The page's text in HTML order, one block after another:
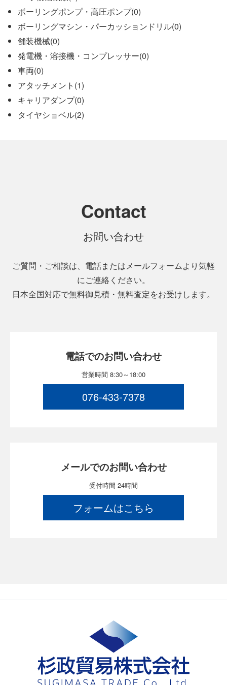
ボーリングポンプ・高圧ポンプ(0)
ボーリングマシン・パーカッションドリル(0)
舗装機械(0)
発電機・溶接機・コンプレッサー(0)
車両(0)
アタッチメント(1)
キャリアダンプ(0)
タイヤショベル(2)
Contact
お問い合わせ
ご質問・ご相談は、電話またはメールフォームより気軽
にご連絡ください。
日本全国対応で無料御見積・無料査定をお受けします。
電話でのお問い合わせ
営業時間 8:30～18:00
076-433-7378
メールでのお問い合わせ
受付時間 24時間
フォームはこちら